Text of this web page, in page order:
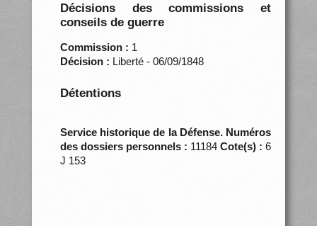
Décisions des commissions et
conseils de guerre
Commission : 1
Décision : Liberté - 06/09/1848
Détentions
Service historique de la Défense. Numéros
des dossiers personnels : 11184Cote(s) : 6
J 153